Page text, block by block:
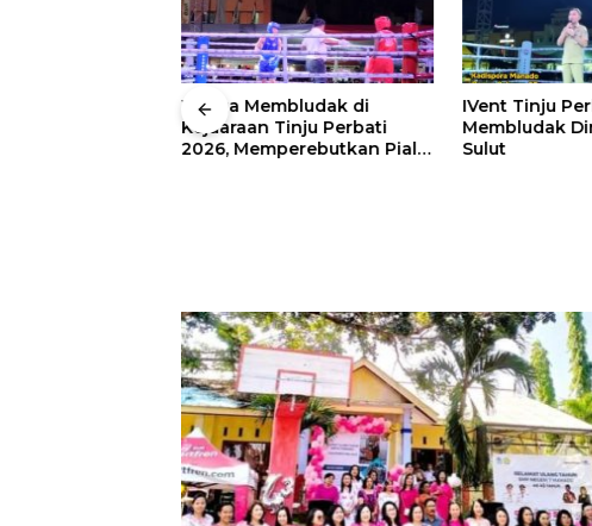
Warga Membludak di
Kejuaraan Tinju Perbati
2026, Memperebutkan Piala
IVent Tinju
Membludak
Sulut